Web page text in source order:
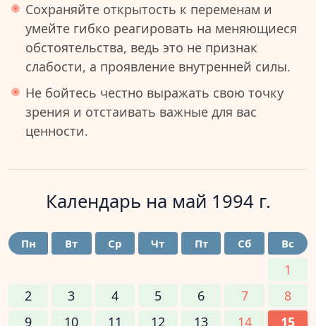
Сохраняйте открытость к переменам и
умейте гибко реагировать на меняющиеся
обстоятельства, ведь это не признак
слабости, а проявление внутренней силы.
Не бойтесь честно выражать свою точку
зрения и отстаивать важные для вас
ценности.
Календарь на май 1994 г.
Пн Вт Ср Чт Пт Сб Вс
1
2
3 4 5 6 7
8
9
10 11 12 13 14 15